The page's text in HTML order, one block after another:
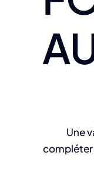
Une
compléter